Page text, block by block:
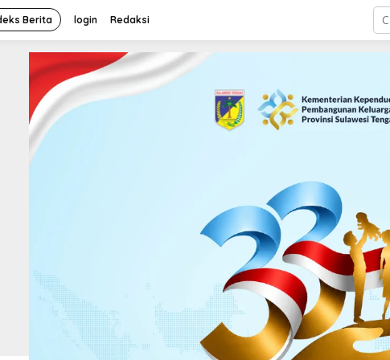
Berita login Redaksi